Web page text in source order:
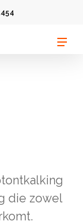
die zowel
Close